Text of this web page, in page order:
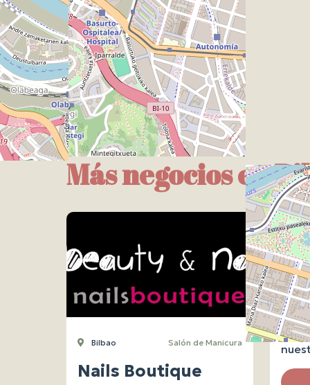
Más negocios en
Bilbao Salón de Manicura
Nails Boutique
te